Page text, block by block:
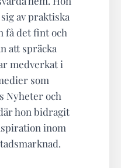
av praktiska
få det fint och
att spräcka
medverkat i
som
Nyheter och
hon bidragit
inom